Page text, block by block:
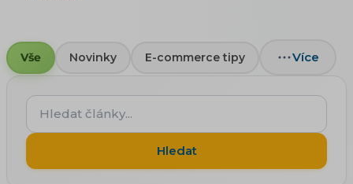
Vše Novinky E-commerce tipy Více
Hledat
články...
Hledat